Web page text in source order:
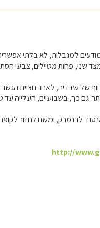
למגבלות, לא בלתי
שני, פחות מטיילים, צבעי
של שבדיה, לאחר חציית
גם כך, בשבועיים, העלייה עד
לדנמרק, ומשם לחזור
http://